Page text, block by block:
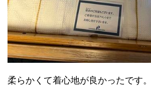
柔らかくて着心地が良かったです。